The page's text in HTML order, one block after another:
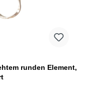
runden Element,